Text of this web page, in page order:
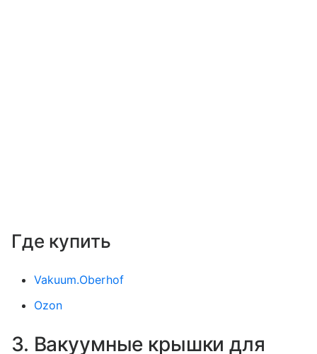
Где купить
Vakuum.Oberhof
Ozon
3. Вакуумные крышки для